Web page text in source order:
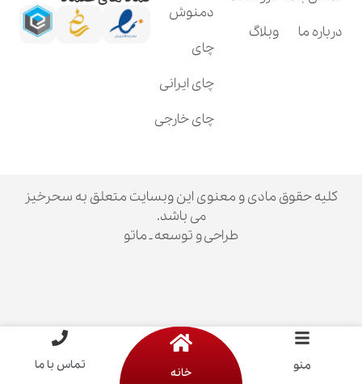
وبلاگ
مادی و معنوی این وبسایت متعلق به سحرخیز
طراحی و توسعه ـ ماتو
تماس با ما